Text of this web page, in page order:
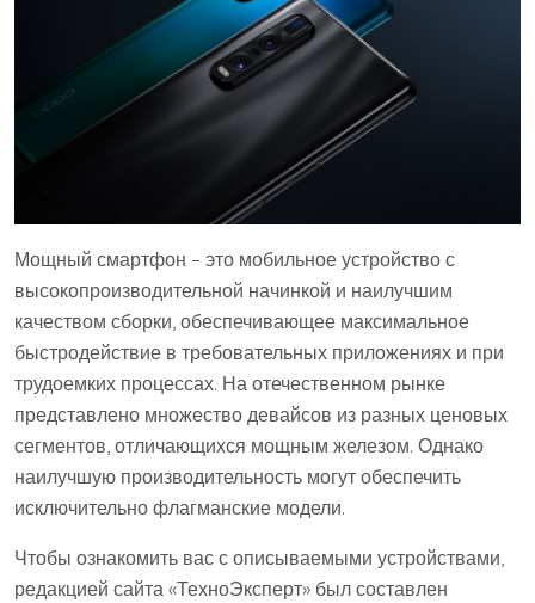
Мощный смартфон – это мобильное устройство с
высокопроизводительной начинкой и наилучшим
качеством сборки, обеспечивающее максимальное
быстродействие в требовательных приложениях и при
трудоемких процессах. На отечественном рынке
представлено множество девайсов из разных ценовых
сегментов, отличающихся мощным железом. Однако
наилучшую производительность могут обеспечить
исключительно флагманские модели.
Чтобы ознакомить вас с описываемыми устройствами,
редакцией сайта «ТехноЭксперт» был составлен